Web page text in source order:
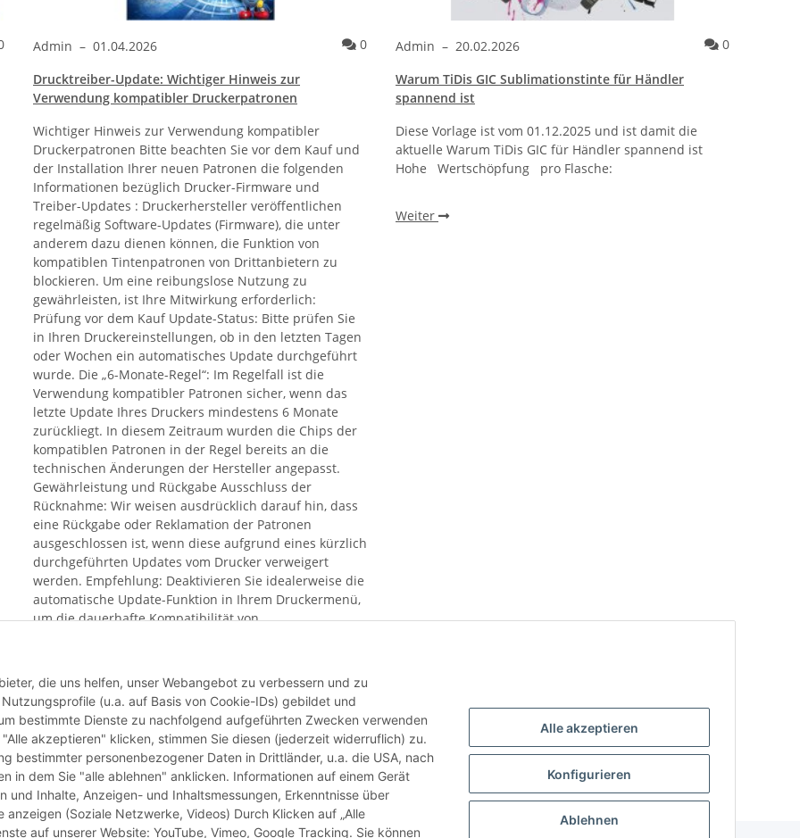
Admin – 01.04.2026 Kommentare
0
Drucktreiber-Update: Wichtiger Hinweis zur
Verwendung kompatibler Druckerpatronen
Wichtiger Hinweis zur Verwendung kompatibler
Druckerpatronen Bitte beachten Sie vor dem Kauf und
der Installation Ihrer neuen Patronen die folgenden
Informationen bezüglich Drucker-Firmware und
Treiber-Updates : Druckerhersteller veröffentlichen
regelmäßig Software-Updates (Firmware), die unter
anderem dazu dienen können, die Funktion von
kompatiblen Tintenpatronen von Drittanbietern zu
blockieren. Um eine reibungslose Nutzung zu
gewährleisten, ist Ihre Mitwirkung erforderlich:
Prüfung vor dem Kauf Update-Status: Bitte prüfen Sie
in Ihren Druckereinstellungen, ob in den letzten Tagen
oder Wochen ein automatisches Update durchgeführt
wurde. Die „6-Monate-Regel“: Im Regelfall ist die
Verwendung kompatibler Patronen sicher, wenn das
letzte Update Ihres Druckers mindestens 6 Monate
zurückliegt. In diesem Zeitraum wurden die Chips der
kompatiblen Patronen in der Regel bereits an die
technischen Änderungen der Hersteller angepasst.
Gewährleistung und Rückgabe Ausschluss der
Rücknahme: Wir weisen ausdrücklich darauf hin, dass
eine Rückgabe oder Reklamation der Patronen
ausgeschlossen ist, wenn diese aufgrund eines kürzlich
durchgeführten Updates vom Drucker verweigert
werden. Empfehlung: Deaktivieren Sie idealerweise die
automatische Update-Funktion in Ihrem Druckermenü,
um die dauerhafte Kompatibilität von
geprüft haben und das Risiko einer Blockierung durch
aktuelle Hersteller-Software bekannt ist.
Weiter
Admin – 20.02.2026 Kommentare
0
Warum TiDis GIC Sublimationstinte für Händler
spannend ist
Diese Vorlage ist vom 01.12.2025 und ist damit die
aktuelle Warum TiDis GIC für Händler spannend ist
Hohe Wertschöpfung pro Flasche:
Weiter
die uns helfen, unser Webangebot zu verbessern und zu
(u.a. auf Basis von Cookie-IDs) gebildet und
bestimmte Dienste zu nachfolgend aufgeführten Zwecken verwenden
akzeptieren" klicken, stimmen Sie diesen (jederzeit widerruflich) zu.
bestimmter personenbezogener Daten in Drittländer, u.a. die USA, nach
in dem Sie "alle ablehnen" anklicken. Informationen auf einem Gerät
und Inhalte, Anzeigen- und Inhaltsmessungen, Erkenntnisse über
(Soziale Netzwerke, Videos) Durch Klicken auf „Alle
auf unserer Website: YouTube, Vimeo, Google Tracking. Sie können
Alle akzeptieren
Konfigurieren
Ablehnen